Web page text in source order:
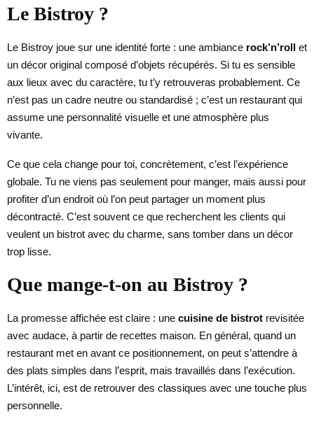
Le Bistroy ?
Le Bistroy joue sur une identité forte : une ambiance rock’n’roll et
un décor original composé d’objets récupérés. Si tu es sensible
aux lieux avec du caractère, tu t’y retrouveras probablement. Ce
n’est pas un cadre neutre ou standardisé ; c’est un restaurant qui
assume une personnalité visuelle et une atmosphère plus
vivante.
Ce que cela change pour toi, concrètement, c’est l’expérience
globale. Tu ne viens pas seulement pour manger, mais aussi pour
profiter d’un endroit où l’on peut partager un moment plus
décontracté. C’est souvent ce que recherchent les clients qui
veulent un bistrot avec du charme, sans tomber dans un décor
trop lisse.
Que mange-t-on au Bistroy ?
La promesse affichée est claire : une cuisine de bistrot revisitée
avec audace, à partir de recettes maison. En général, quand un
restaurant met en avant ce positionnement, on peut s’attendre à
des plats simples dans l’esprit, mais travaillés dans l’exécution.
L’intérêt, ici, est de retrouver des classiques avec une touche plus
personnelle.